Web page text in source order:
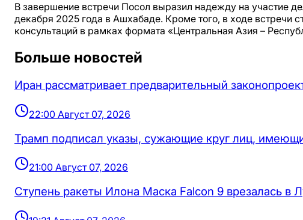
В завершение встречи Посол выразил надежду на участие
декабря 2025 года в Ашхабаде. Кроме того, в ходе встречи
консультаций в рамках формата «Центральная Азия –
Больше новостей
Иран рассматривает предварительный
22:00 Август 07, 2026
Трамп подписал указы, сужающие круг лиц,
21:00 Август 07, 2026
Ступень ракеты Илона Маска Falcon 9 врезалась в